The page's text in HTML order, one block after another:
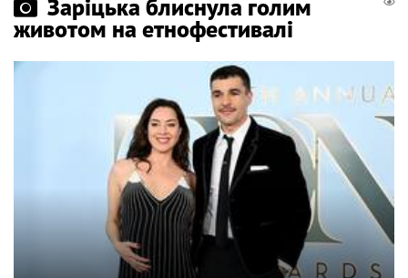
Заріцька блиснула голим
животом на етнофестивалі